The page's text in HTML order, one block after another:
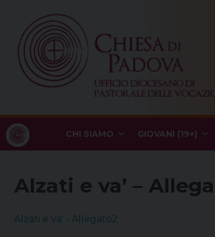
content
CHI SIAMO GIOVANI (19+)
Alzati e va’ –
Alzati e va' - Allegato2